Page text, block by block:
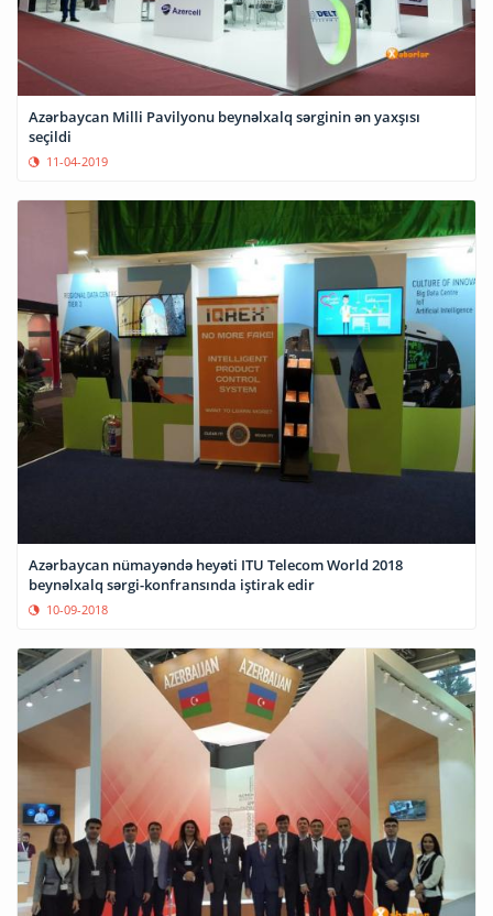
Azərbaycan Milli Pavilyonu beynəlxalq sərginin ən yaxşısı
seçildi
11-04-2019
Azərbaycan nümayəndə heyəti ITU Telecom World 2018
beynəlxalq sərgi-konfransında iştirak edir
10-09-2018